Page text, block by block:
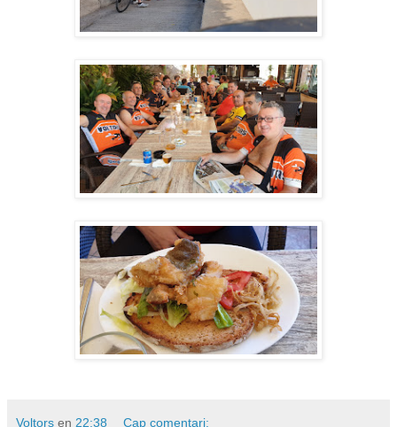
Voltors en 22:38 Cap comentari: